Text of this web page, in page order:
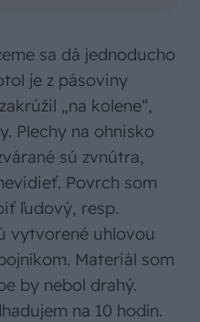
sa dá jednoducho
je z pásoviny
„na kolene“,
Plechy na ohnisko
sú zvnútra,
Povrch som
ľudový, resp.
vytvorené uhlovou
Materiál som
by nebol drahý.
na 10 hodín.